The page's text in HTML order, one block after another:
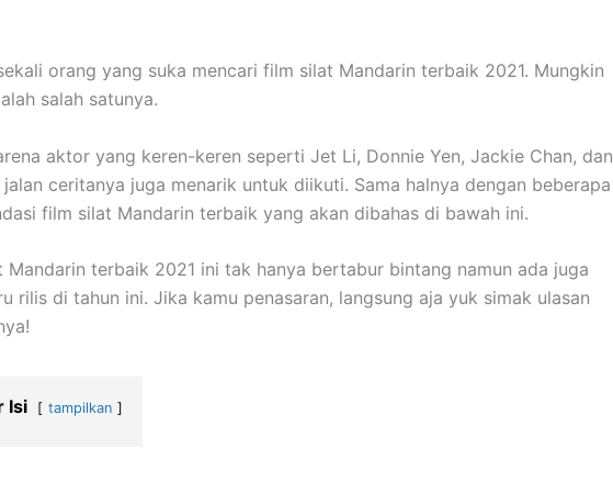
orang yang suka mencari film silat Mandarin terbaik 2021. Mungkin
salah satunya.
aktor yang keren-keren seperti Jet Li, Donnie Yen, Jackie Chan, dan
jalan ceritanya juga menarik untuk diikuti. Sama halnya dengan beberapa
film silat Mandarin terbaik yang akan dibahas di bawah ini.
Mandarin terbaik 2021 ini tak hanya bertabur bintang namun ada juga
rilis di tahun ini. Jika kamu penasaran, langsung aja yuk simak ulasan
Isi tampilkan